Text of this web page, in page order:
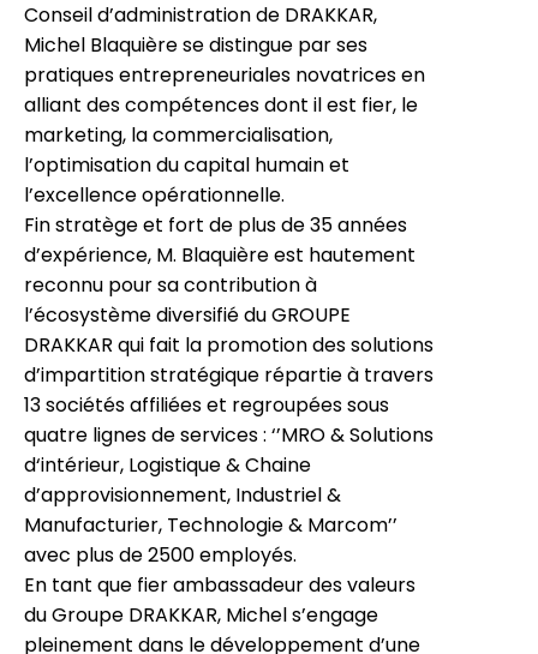
Conseil d’administration de DRAKKAR,
Michel Blaquière se distingue par ses
pratiques entrepreneuriales novatrices en
alliant des compétences dont il est fier, le
marketing, la commercialisation,
l’optimisation du capital humain et
l’excellence opérationnelle.
Fin stratège et fort de plus de 35 années
d’expérience, M. Blaquière est hautement
reconnu pour sa contribution à
l’écosystème diversifié du GROUPE
DRAKKAR qui fait la promotion des solutions
d’impartition stratégique répartie à travers
13 sociétés affiliées et regroupées sous
quatre lignes de services : ‘’MRO & Solutions
d‘intérieur, Logistique & Chaine
d’approvisionnement, Industriel &
Manufacturier, Technologie & Marcom’’
avec plus de 2500 employés.
En tant que fier ambassadeur des valeurs
du Groupe DRAKKAR, Michel s’engage
pleinement dans le développement d’une